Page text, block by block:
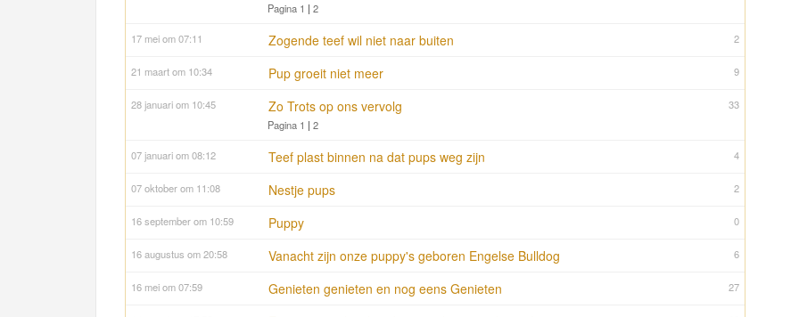
Pagina 1 | 2
2
17 mei om 07:11 Zogende teef wil niet naar buiten
9
21 maart om 10:34 Pup groeit niet meer
33
28 januari om 10:45 Zo Trots op ons vervolg
Pagina 1 | 2
4
07 januari om 08:12 Teef plast binnen na dat pups weg zijn
2
07 oktober om 11:08 Nestje pups
0
16 september om 10:59 Puppy
6
16 augustus om 20:58 Vanacht zijn onze puppy's geboren Engelse Bulldog
27
16 mei om 07:59 Genieten genieten en nog eens Genieten